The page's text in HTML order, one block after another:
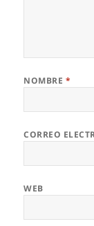
NOMBRE *
CORREO
WEB